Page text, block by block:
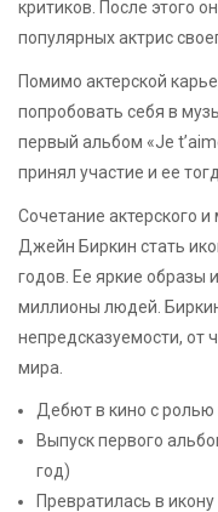
критиков. После этого
популярных актрис
Помимо актерской
попробовать себя в
первый альбом «Je
принял участие и ее
Сочетание актерского
Джейн Биркин стать
годов. Ее яркие образы
миллионы людей.
непредсказуемости, от
мира.
Дебют в кино с
Выпуск первого
год)
Превратилась в